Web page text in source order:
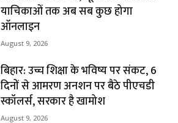
याचिकाओं तक अब सब कुछ होगा
ऑनलाइन
August 9, 2026
बिहार: उच्च शिक्षा के भविष्य पर संकट, 6
दिनों से आमरण अनशन पर बैठे पीएचडी
स्कॉलर्स, सरकार है खामोश
August 9, 2026